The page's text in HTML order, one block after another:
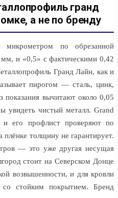
гранд
а не по бренду
микрометром по обрезанной
и «0,5» с фактическими 0,42
Гранд Лайн, как и
пирогом — сталь, цинк,
вычитают около 0,05
увидеть чистый металл. Grand
его профлист проверяют по
плёнке толщину не гарантирует.
— это уже другая несущая
стоит на Северском Донце
возвышенности, и для кровли
стойким покрытием. Бренд